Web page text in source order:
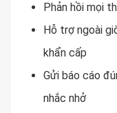
Phản hồi mọi
Hỗ trợ ngoài
khẩn cấp
Gửi báo cáo
nhắc nhở